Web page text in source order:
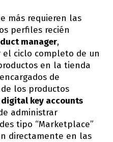
más requieren las
perfiles recién
manager,
ciclo completo de un
en la tienda
de
los productos
digital key accounts
administrar
tipo “Marketplace”
directamente en las